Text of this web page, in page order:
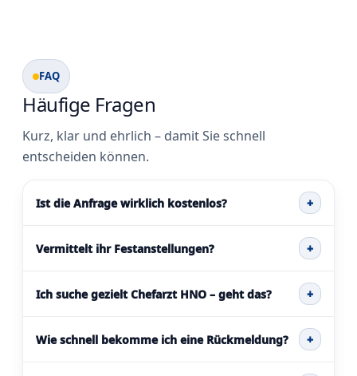
FAQ
Häufige Fragen
Kurz, klar und ehrlich – damit Sie schnell
entscheiden können.
Ist die Anfrage wirklich kostenlos? +
Vermittelt ihr Festanstellungen? +
Ich suche gezielt Chefarzt HNO – geht das? +
Wie schnell bekomme ich eine Rückmeldung? +